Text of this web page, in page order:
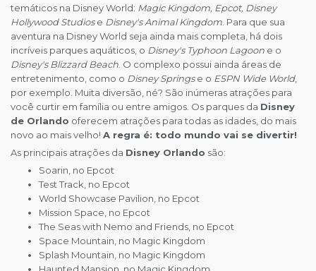
temáticos na Disney World: Magic Kingdom, Epcot, Disney
Hollywood Studiose Disney's Animal Kingdom . Para que sua
aventura na Disney World seja ainda mais completa, há dois
incríveis parques aquáticos, o Disney's Typhoon Lagoon e o
Disney's Blizzard Beach . O complexo possui ainda áreas de
entretenimento, como o Disney Springse o ESPN Wide World,
por exemplo. Muita diversão, né? São inúmeras atrações para
você curtir em família ou entre amigos. Os parques da Disney
de Orlando oferecem atrações para todas as idades, do mais
novo ao mais velho! A regra é: todo mundo vai se divertir!
As principais atrações da Disney Orlando são:
Soarin, no Epcot
Test Track, no Epcot
World Showcase Pavilion, no Epcot
Mission Space, no Epcot
The Seas with Nemo and Friends, no Epcot
Space Mountain, no Magic Kingdom
Splash Mountain, no Magic Kingdom
Haunted Mansion, no Magic Kingdom